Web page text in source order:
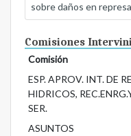
sobre daños en
Comisiones
Comisión
ESP. APROV. INT. DE
HIDRICOS,
SER.
ASUNTOS